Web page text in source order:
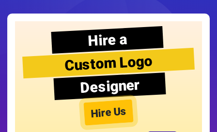
Hire a
Custom Logo
Designer
Hire Us